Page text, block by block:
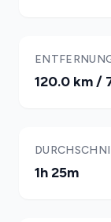
120.0 km /
1h 25m